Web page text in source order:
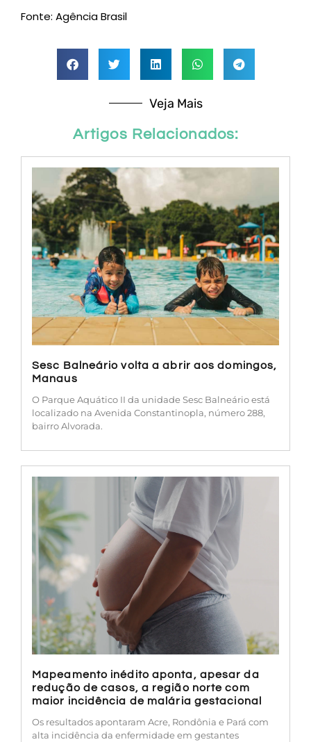
Fonte: Agência Brasil
Veja Mais
Artigos Relacionados:
Sesc Balneário volta a abrir aos domingos,
Manaus
O Parque Aquático II da unidade Sesc Balneário está
localizado na Avenida Constantinopla, número 288,
bairro Alvorada.
Mapeamento inédito aponta, apesar da
redução de casos, a região norte com
maior incidência de malária gestacional
Os resultados apontaram Acre, Rondônia e Pará com
alta incidência da enfermidade em gestantes